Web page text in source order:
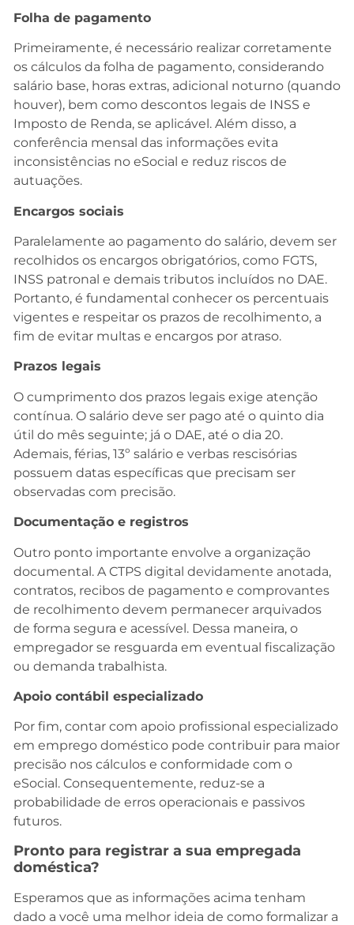
Folha de pagamento
Primeiramente, é necessário realizar corretamente
os cálculos da folha de pagamento, considerando
salário base, horas extras, adicional noturno (quando
houver), bem como descontos legais de INSS e
Imposto de Renda, se aplicável. Além disso, a
conferência mensal das informações evita
inconsistências no eSocial e reduz riscos de
autuações.
Encargos sociais
Paralelamente ao pagamento do salário, devem ser
recolhidos os encargos obrigatórios, como FGTS,
INSS patronal e demais tributos incluídos no DAE.
Portanto, é fundamental conhecer os percentuais
vigentes e respeitar os prazos de recolhimento, a
fim de evitar multas e encargos por atraso.
Prazos legais
O cumprimento dos prazos legais exige atenção
contínua. O salário deve ser pago até o quinto dia
útil do mês seguinte; já o DAE, até o dia 20.
Ademais, férias, 13º salário e verbas rescisórias
possuem datas específicas que precisam ser
observadas com precisão.
Documentação e registros
Outro ponto importante envolve a organização
documental. A CTPS digital devidamente anotada,
contratos, recibos de pagamento e comprovantes
de recolhimento devem permanecer arquivados
de forma segura e acessível. Dessa maneira, o
empregador se resguarda em eventual fiscalização
ou demanda trabalhista.
Apoio contábil especializado
Por fim, contar com apoio profissional especializado
em emprego doméstico pode contribuir para maior
precisão nos cálculos e conformidade com o
eSocial. Consequentemente, reduz-se a
probabilidade de erros operacionais e passivos
futuros.
Pronto para registrar a sua empregada
doméstica?
Esperamos que as informações acima tenham
dado a você uma melhor ideia de como formalizar a